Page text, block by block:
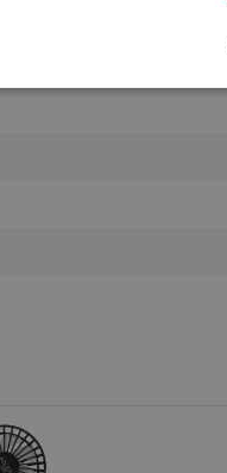
бисквитки позволяват
не може да се използва
7699